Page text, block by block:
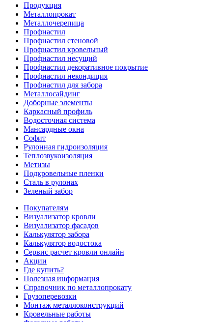
Продукция
Металлопрокат
Металлочерепица
Профнастил
Профнастил стеновой
Профнастил кровельный
Профнастил несущий
Профнастил декоративное покрытие
Профнастил некондиция
Профнастил для забора
Металлосайдинг
Доборные элементы
Каркасный профиль
Водосточная система
Мансардные окна
Софит
Рулонная гидроизоляция
Теплозвукоизоляция
Метизы
Подкровельные пленки
Сталь в рулонах
Зеленый забор
Покупателям
Визуализатор кровли
Визуализатор фасадов
Калькулятор забора
Калькулятор водостока
Сервис расчет кровли онлайн
Акции
Где купить?
Полезная информация
Справочник по металлопрокату
Грузоперевозки
Монтаж металлоконструкций
Кровельные работы